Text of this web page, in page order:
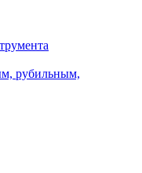
рубильным,